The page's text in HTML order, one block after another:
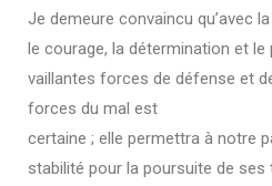
Je demeure convaincu qu’avec
le courage, la détermination et
vaillantes forces de défense et
forces du mal est
certaine ; elle permettra à notre
stabilité pour la poursuite de ses